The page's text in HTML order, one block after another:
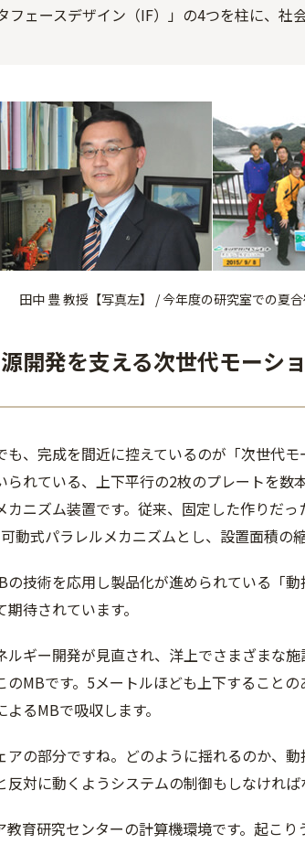
フェースデザイン（IF）」の4つを柱に、社
田中 豊 教授【写真左】 / 今年度の研究室での夏合
開発を支える次世代モーシ
も、完成を間近に控えているのが「次世代
られている、上下平行の2枚のプレートを
ニズム装置です。従来、固定した作りだ
動式パラレルメカニズムとし、設置面積の
の技術を応用し製品化が進められている「
待されています。
ルギー開発が見直され、洋上でさまざまな
のMBです。5メートルほども上下すること
るMBで吸収します。
アの部分ですね。どのように揺れるのか、
対に動くようシステムの制御もしなければ
育研究センターの計算機環境です。起こ